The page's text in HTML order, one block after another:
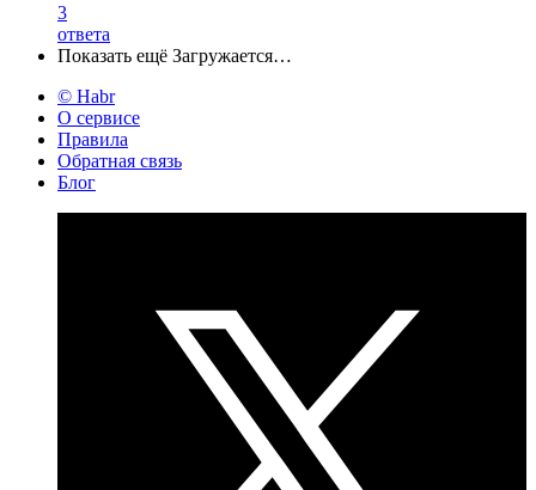
3
ответа
Показать ещё Загружается…
© Habr
О сервисе
Правила
Обратная связь
Блог